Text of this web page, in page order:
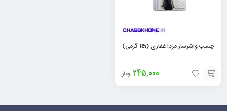
چسب واشرساز مزدا غفاری (85 گرمی)
245,000 تومان
افزودن
به